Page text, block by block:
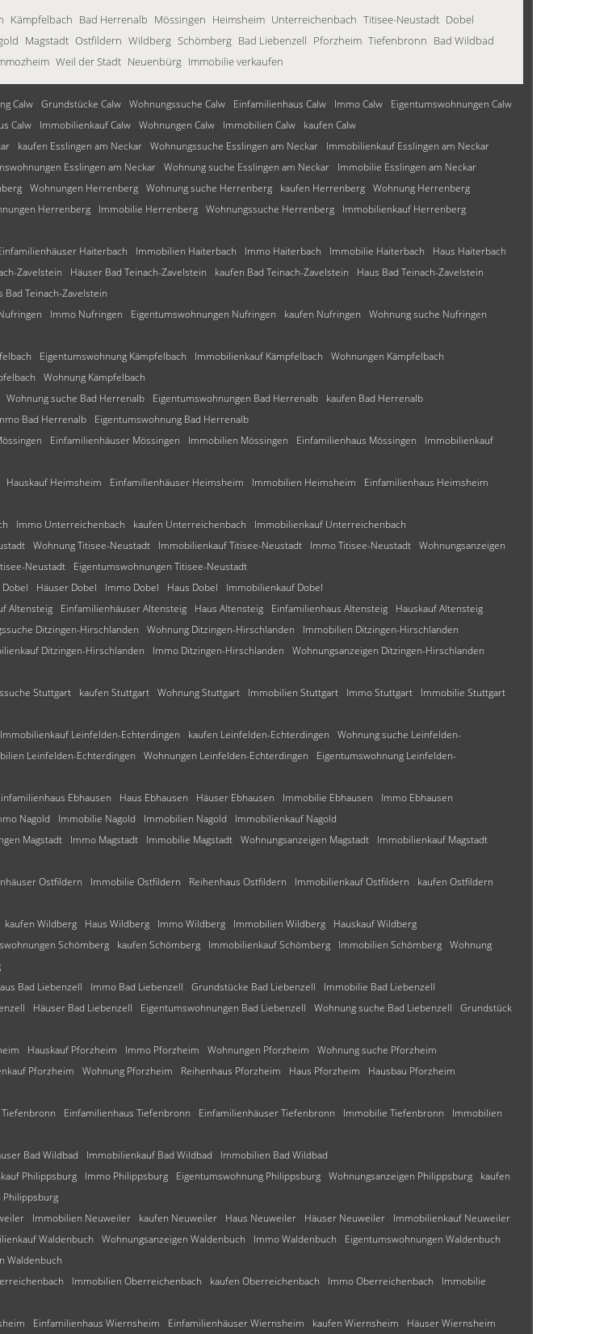
Kämpfelbach Bad Herrenalb Mössingen Heimsheim Unterreichenbach Titisee-Neustadt Dobel
Magstadt Ostfildern Wildberg Schömberg Bad Liebenzell Pforzheim Tiefenbronn Bad Wildbad
Weil der Stadt Neuenbürg Immobilie verkaufen
Calw Grundstücke Calw Wohnungssuche Calw Einfamilienhaus Calw Immo Calw
Eigentumswohnungen Calw
Calw Immobilienkauf Calw Wohnungen Calw Immobilien Calw
kaufen Calw
kaufen Esslingen am Neckar Wohnungssuche Esslingen am Neckar
Immobilienkauf Esslingen am Neckar
Esslingen am Neckar Wohnung suche Esslingen am Neckar
Immobilie Esslingen am Neckar
Wohnungen Herrenberg Wohnung suche Herrenberg kaufen Herrenberg Wohnung Herrenberg
Herrenberg Immobilie Herrenberg Wohnungssuche Herrenberg
Immobilienkauf Herrenberg
Haiterbach Immobilien Haiterbach Immo Haiterbach Immobilie Haiterbach
Haus Haiterbach
Zavelstein Häuser Bad Teinach-Zavelstein kaufen Bad Teinach-Zavelstein
Haus Bad Teinach-Zavelstein
Bad Teinach-Zavelstein
Immo Nufringen Eigentumswohnungen Nufringen kaufen Nufringen
Wohnung suche Nufringen
Eigentumswohnung Kämpfelbach Immobilienkauf Kämpfelbach
Wohnungen Kämpfelbach
Wohnung Kämpfelbach
Wohnung suche Bad Herrenalb Eigentumswohnungen Bad Herrenalb
kaufen Bad Herrenalb
Bad Herrenalb
Eigentumswohnung Bad Herrenalb
Einfamilienhäuser Mössingen Immobilien Mössingen Einfamilienhaus Mössingen
Immobilienkauf
Hauskauf Heimsheim Einfamilienhäuser Heimsheim Immobilien Heimsheim
Einfamilienhaus Heimsheim
Immo Unterreichenbach kaufen Unterreichenbach
Immobilienkauf Unterreichenbach
Wohnung Titisee-Neustadt Immobilienkauf Titisee-Neustadt Immo Titisee-Neustadt Wohnungsanzeigen
Neustadt
Eigentumswohnungen Titisee-Neustadt
Häuser Dobel Immo Dobel Haus Dobel
Immobilienkauf Dobel
Altensteig Einfamilienhäuser Altensteig Haus Altensteig Einfamilienhaus Altensteig
Hauskauf Altensteig
Ditzingen-Hirschlanden Wohnung Ditzingen-Hirschlanden
Immobilien Ditzingen-Hirschlanden
Ditzingen-Hirschlanden Immo Ditzingen-Hirschlanden
Wohnungsanzeigen Ditzingen-Hirschlanden
Stuttgart kaufen Stuttgart Wohnung Stuttgart Immobilien Stuttgart Immo Stuttgart
Immobilie Stuttgart
Immobilienkauf Leinfelden-Echterdingen kaufen Leinfelden-Echterdingen
Wohnung suche Leinfelden-
Leinfelden-Echterdingen Wohnungen Leinfelden-Echterdingen
Eigentumswohnung Leinfelden-
Ebhausen Haus Ebhausen Häuser Ebhausen Immobilie Ebhausen
Immo Ebhausen
Nagold Immobilie Nagold Immobilien Nagold
Immobilienkauf Nagold
Magstadt Immo Magstadt Immobilie Magstadt Wohnungsanzeigen Magstadt
Immobilienkauf Magstadt
Ostfildern Immobilie Ostfildern Reihenhaus Ostfildern Immobilienkauf Ostfildern
kaufen Ostfildern
kaufen Wildberg Haus Wildberg Immo Wildberg Immobilien Wildberg
Hauskauf Wildberg
Schömberg kaufen Schömberg Immobilienkauf Schömberg Immobilien Schömberg Wohnung
Bad Liebenzell Immo Bad Liebenzell Grundstücke Bad Liebenzell
Immobilie Bad Liebenzell
Häuser Bad Liebenzell Eigentumswohnungen Bad Liebenzell Wohnung suche Bad Liebenzell
Grundstück
Hauskauf Pforzheim Immo Pforzheim Wohnungen Pforzheim
Wohnung suche Pforzheim
Pforzheim Wohnung Pforzheim Reihenhaus Pforzheim Haus Pforzheim
Hausbau Pforzheim
Tiefenbronn Einfamilienhaus Tiefenbronn Einfamilienhäuser Tiefenbronn Immobilie Tiefenbronn
Immobilien
Bad Wildbad Immobilienkauf Bad Wildbad
Immobilien Bad Wildbad
Philippsburg Immo Philippsburg Eigentumswohnung Philippsburg Wohnungsanzeigen Philippsburg
kaufen
Philippsburg
Immobilien Neuweiler kaufen Neuweiler Haus Neuweiler Häuser Neuweiler
Immobilienkauf Neuweiler
Waldenbuch Wohnungsanzeigen Waldenbuch Immo Waldenbuch
Eigentumswohnungen Waldenbuch
Waldenbuch
Immobilien Oberreichenbach kaufen Oberreichenbach Immo Oberreichenbach
Immobilie
Einfamilienhaus Wiernsheim Einfamilienhäuser Wiernsheim kaufen Wiernsheim Häuser Wiernsheim